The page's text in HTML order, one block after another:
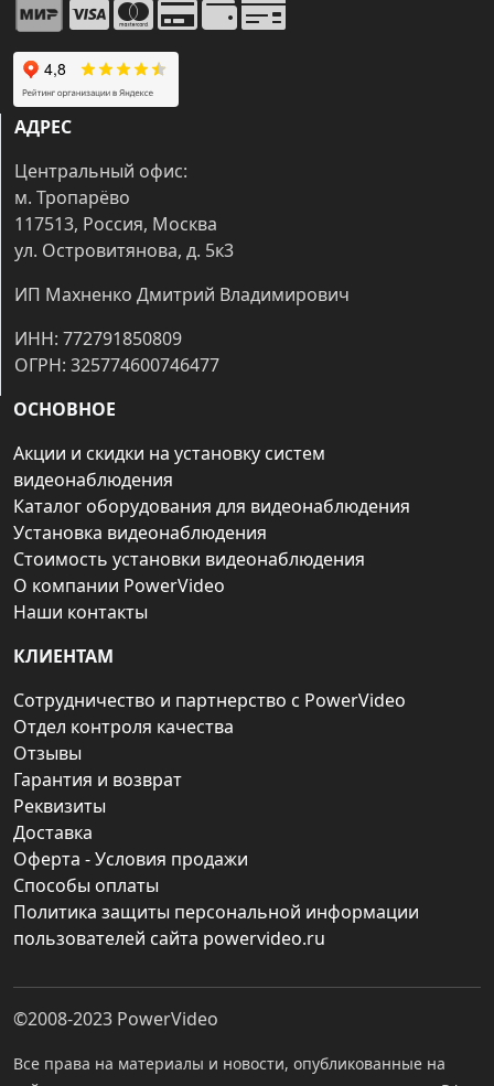
АДРЕС
Центральный офис:
м. Тропарёво
117513, Россия, Москва
ул. Островитянова, д. 5к3
ИП Махненко Дмитрий Владимирович
ИНН: 772791850809
ОГРН: 325774600746477
ОСНОВНОЕ
Акции и скидки на установку систем
видеонаблюдения
Каталог оборудования для видеонаблюдения
Установка видеонаблюдения
Стоимость установки видеонаблюдения
О компании PowerVideo
Наши контакты
КЛИЕНТАМ
Сотрудничество и партнерство с PowerVideo
Отдел контроля качества
Отзывы
Гарантия и возврат
Реквизиты
Доставка
Оферта - Условия продажи
Способы оплаты
Политика защиты персональной информации
пользователей сайта powervideo.ru
©2008-2023 PowerVideo
Все права на материалы и новости, опубликованные на